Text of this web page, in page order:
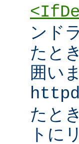
ンド
たと
囲い
たと
トに